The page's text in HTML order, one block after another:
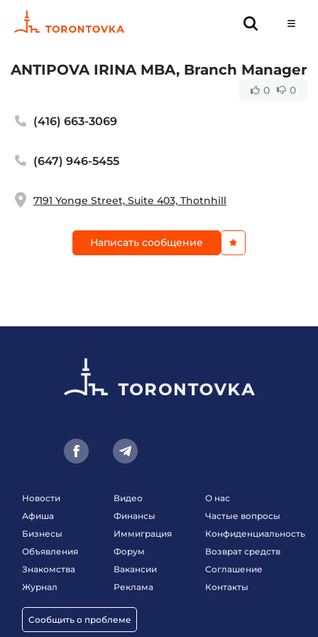
ANTIPOVA IRINA MBA, Branch Manager
0 0
(416) 663-3069
(647) 946-5455
7191 Yonge Street, Suite 403, Thotnhill
Написать сообщение
Новости
Афиша
Бизнесы
Объявления
Знакомства
Журнал
Сообщить о проблеме
Видео
Финансы
Иммиграция
Форум
Вакансии
Реклама
О нас
Частые вопросы
Конфиденциальность
Возврат средств
Соглашение
Контакты